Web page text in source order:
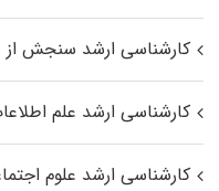
کارشناسی ارشد سنجش از
کارشناسی ارشد علم
کارشناسی ارشد علوم